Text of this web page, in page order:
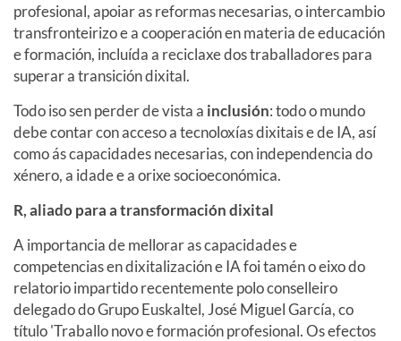
profesional, apoiar as reformas necesarias, o intercambio
transfronteirizo e a cooperación en materia de educación
e formación, incluída a reciclaxe dos traballadores para
superar a transición dixital.
Todo iso sen perder de vista a inclusión: todo o mundo
debe contar con acceso a tecnoloxías dixitais e de IA, así
como ás capacidades necesarias, con independencia do
xénero, a idade e a orixe socioeconómica.
R, aliado para a transformación dixital
A importancia de mellorar as capacidades e
competencias en dixitalización e IA foi tamén o eixo do
relatorio impartido recentemente polo conselleiro
delegado do Grupo Euskaltel, José Miguel García, co
título 'Traballo novo e formación profesional. Os efectos